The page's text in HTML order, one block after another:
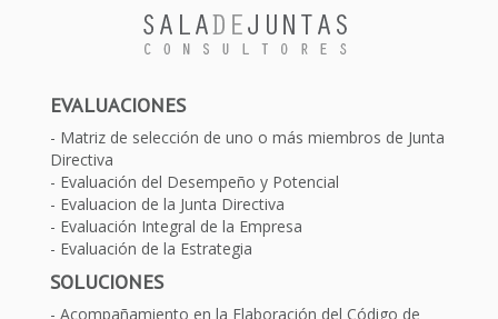
EVALUACIONES
Matriz de selección de uno o más miembros de Junta
Directiva
Evaluación del Desempeño y Potencial
Evaluacion de la Junta Directiva
Evaluación Integral de la Empresa
Evaluación de la Estrategia
SOLUCIONES
Acompañamiento en la Elaboración del Código de